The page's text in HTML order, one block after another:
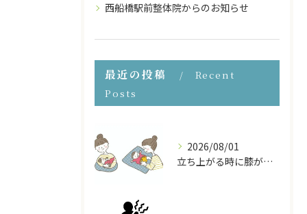
西船橋駅前整体院からのお知らせ
最近の投稿
Recent
Posts
2026/08/01
立ち上がる時に膝が痛い！産後の膝の痛みの原因と対処法